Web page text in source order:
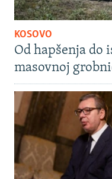
KOSOVO
Od hapšenja do
masovnoj